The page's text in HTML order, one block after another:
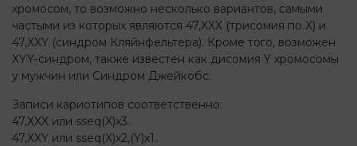
хромосом, то возможно несколько вариантов, самыми
частыми из которых являются 47,XXX (трисомия по Х) и
47,XXY (синдром Кляйнфельтера). Кроме того, возможен
XYY-синдром, также известен как дисомия Y хромосомы
у мужчин или Синдром Джейкобс.
Записи кариотипов соответственно:
47,ХXX или sseq(X)x3.
47,ХXY или sseq(X)x2,(Y)х1.